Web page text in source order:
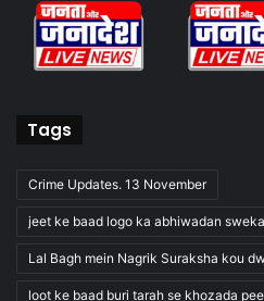
Tags
Crime Updates. 13 November
jeet ke baad logo ka abhiwadan
Lal Bagh mein Nagrik Suraksha kou
loot ke baad buri tarah se khozada